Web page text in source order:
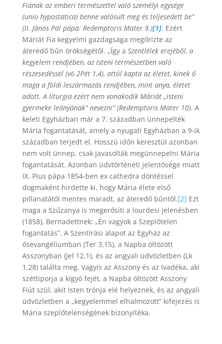
Fiának az emberi természettel való személyi egysége
(unio hypostatica) benne valósult meg és teljesedett be”
(II. János Pál pápa: Redemptoris Mater 9.)[1]. Ezért
Máriát Fia kegyelmi gazdagsága megőrizte az
áteredő bűn örökségétől. „Így a Szentlélek erejéből, a
kegyelem rendjében, az isteni természetben való
részesedéssel (vö.2Pét 1,4), attól kapta az életet, kinek ő
maga a földi leszármazás rendjében, mint anya, életet
adott. A liturgia ezért nem vonakodik Máriát „isteni
gyermeke leányának” nevezni” (Redemptoris Mater 10). A
keleti Egyházban már a 7. században ünnepelték
Mária fogantatását, amely a nyugati Egyházban a 9-ik
században terjedt el. Hosszú időn keresztül azonban
nem volt ünnep, csak javasolták megünnepelni Mária
fogantatását. Azonban üdvtörténeti jelentősége miatt
IX. Pius pápa 1854-ben ex cathedra döntéssel
dogmaként hirdette ki, hogy Mária élete első
pillanatától mentes maradt, az áteredő bűntől.[2] Ezt
maga a Szűzanya is megerősíti a lourdesi jelenésben
(1858), Bernadettnek: „Én vagyok a Szeplőtelen
fogantatás”. A Szentírási alapot az Egyház az
ősevangéliumban (Ter 3,15), a Napba öltözött
Asszonyban (Jel 12,1), és az angyali üdvözletben (Lk
1,28) találta meg. Vagyis az Asszony és az Ivadéka, aki
széttiporja a kígyó fejét, a Napba öltözött Asszony
Fiút szül, akit Isten trónja elé helyeznek, és az angyali
üdvözletben a „kegyelemmel elhalmozott” kifejezés is
Mária szeplőtelenségének bizonyítéka.